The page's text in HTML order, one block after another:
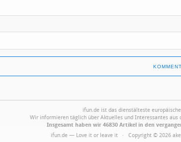
ifun.de ist das dienstälteste
Wir informieren täglich über Aktuelles und Interessantes
Insgesamt haben wir 46830 Artikel in den
ifun.de — Love it or leave it · Copyright © 2026